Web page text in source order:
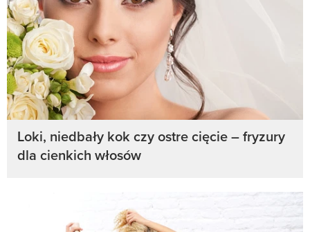
Loki, niedbały kok czy ostre cięcie – fryzury
dla cienkich włosów